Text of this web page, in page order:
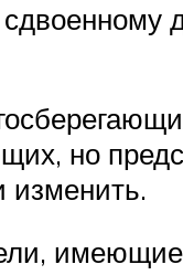
но
изменить.